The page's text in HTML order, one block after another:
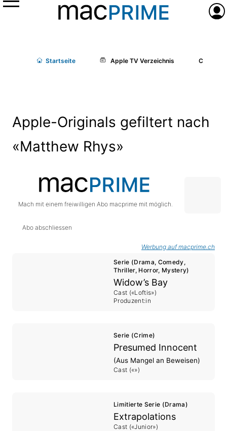
Menü
Startseite Apple TV Verzeichnis Cast/
Apple-Originals gefiltert nach
«Matthew Rhys»
Mach mit einem freiwilligen Abo macprime mit möglich.
Abo abschliessen
Werbung auf macprime.ch
Serie (Drama, Comedy,
Thriller, Horror, Mystery)
Widow’s Bay
Cast («Loftis»)
Produzent:in
Serie (Crime)
Presumed Innocent
(Aus Mangel an Beweisen)
Cast («»)
Limitierte Serie (Drama)
Extrapolations
Cast («Junior»)